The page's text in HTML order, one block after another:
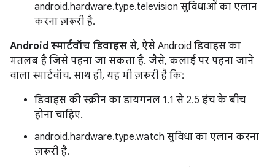
android.hardware.type.television सुविधाओं का एलान
करना ज़रूरी है.
Android स्मार्टवॉच डिवाइस से, ऐसे Android डिवाइस का
मतलब है जिसे पहना जा सकता है. जैसे, कलाई पर पहना जाने
वाला स्मार्टवॉच. साथ ही, यह भी ज़रूरी है कि:
डिवाइस की स्क्रीन का डायगनल 1.1 से 2.5 इंच के बीच
होना चाहिए.
android.hardware.type.watch सुविधा का एलान करना
ज़रूरी है.